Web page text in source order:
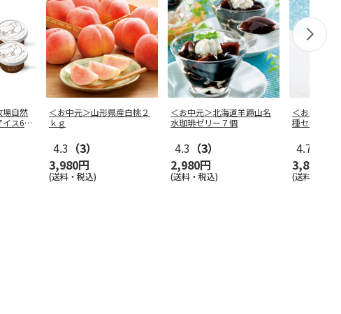
場自然
ス6個
＜お中元＞山形県産白桃２
ｋｇ
4.3 （3）
3,980円
(送料・税込)
＜お中元＞北海道羊蹄山名
水珈琲ゼリー７個
4.3 （3）
2,980円
(送料・税込)
＜お中元＞
種セット
4.7
3,870円
(送料・税込)